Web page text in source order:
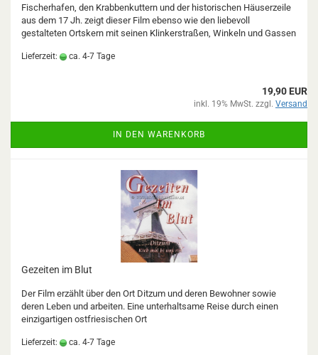
Fischerhafen, den Krabbenkuttern und der historischen Häuserzeile
aus dem 17 Jh. zeigt dieser Film ebenso wie den liebevoll
gestalteten Ortskern mit seinen Klinkerstraßen, Winkeln und Gassen
Lieferzeit: ca. 4-7 Tage
19,90 EUR
inkl. 19% MwSt. zzgl. Versand
IN DEN WARENKORB
Gezeiten im Blut
Der Film erzählt über den Ort Ditzum und deren Bewohner sowie
deren Leben und arbeiten. Eine unterhaltsame Reise durch einen
einzigartigen ostfriesischen Ort
Lieferzeit: ca. 4-7 Tage